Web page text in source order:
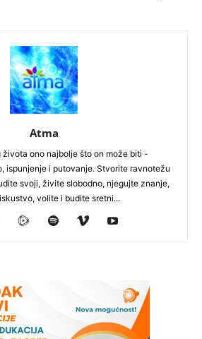
Atma
života ono najbolje što on može biti -
ispunjenje i putovanje. Stvorite ravnotežu
svoji, živite slobodno, njegujte znanje,
volite i budite sretni...